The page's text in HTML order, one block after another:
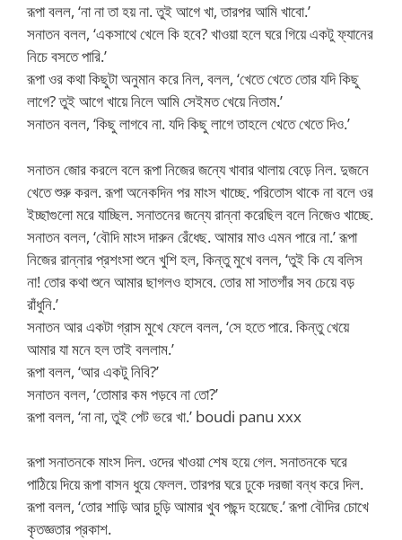
রূপা বলল, ‘না না তা হয় না. তুই আগে খা, তারপর আমি খাবো.’
সনাতন বলল, ‘একসাথে খেলে কি হবে? খাওয়া হলে ঘরে গিয়ে একটু ফ্যানের
নিচে বসতে পারি.’
রূপা ওর কথা কিছুটা অনুমান করে নিল, বলল, ‘খেতে খেতে তোর যদি কিছু
লাগে? তুই আগে খায়ে নিলে আমি সেইমত খেয়ে নিতাম.’
সনাতন বলল, ‘কিছু লাগবে না. যদি কিছু লাগে তাহলে খেতে খেতে দিও.’
সনাতন জোর করলে বলে রূপা নিজের জন্যে খাবার থালায় বেড়ে নিল. দুজনে
খেতে শুরু করল. রূপা অনেকদিন পর মাংস খাচ্ছে. পরিতোস থাকে না বলে ওর
ইচ্ছাগুলো মরে যাচ্ছিল. সনাতনের জন্যে রান্না করেছিল বলে নিজেও খাচ্ছে.
সনাতন বলল, ‘বৌদি মাংস দারুন রেঁধেছ. আমার মাও এমন পারে না.’ রূপা
নিজের রান্নার প্রশংসা শুনে খুশি হল, কিন্তু মুখে বলল, ‘তুই কি যে বলিস
না! তোর কথা শুনে আমার ছাগলও হাসবে. তোর মা সাতগাঁর সব চেয়ে বড়
রাঁধুনি.’
সনাতন আর একটা গ্রাস মুখে ফেলে বলল, ‘সে হতে পারে. কিন্তু খেয়ে
আমার যা মনে হল তাই বললাম.’
রূপা বলল, ‘আর একটু নিবি?’
সনাতন বলল, ‘তোমার কম পড়বে না তো?’
রূপা বলল, ‘না না, তুই পেট ভরে খা.’ boudi panu xxx
রূপা সনাতনকে মাংস দিল. ওদের খাওয়া শেষ হয়ে গেল. সনাতনকে ঘরে
পাঠিয়ে দিয়ে রূপা বাসন ধুয়ে ফেলল. তারপর ঘরে ঢুকে দরজা বন্ধ করে দিল.
রূপা বলল, ‘তোর শাড়ি আর চুড়ি আমার খুব পছন্দ হয়েছে.’ রূপা বৌদির চোখে
কৃতজ্ঞতার প্রকাশ.